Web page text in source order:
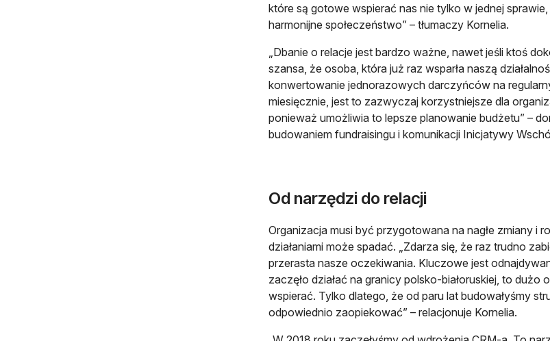
które są gotowe wspierać nas nie tylko w jednej
harmonijne społeczeństwo” – tłumaczy Kornelia.
„Dbanie o relacje jest bardzo ważne, nawet jeśli ktoś
szansa, że osoba, która już raz wsparła naszą
konwertowanie jednorazowych darczyńców na
miesięcznie, jest to zazwyczaj korzystniejsze dla
ponieważ umożliwia to lepsze planowanie budżetu” –
budowaniem fundraisingu i komunikacji Inicjatywy
Od narzędzi do relacji
Organizacja musi być przygotowana na nagłe zmiany i
działaniami może spadać. „Zdarza się, że raz trudno
przerasta nasze oczekiwania. Kluczowe jest
zaczęło działać na granicy polsko-białoruskiej, to dużo
wspierać. Tylko dlatego, że od paru lat budowałyśmy
odpowiednio zaopiekować” – relacjonuje Kornelia.